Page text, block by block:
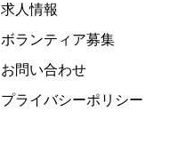
求人情報
ボランティア募集
お問い合わせ
プライバシーポリシー